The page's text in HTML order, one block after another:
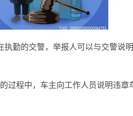
执勤的交警，举报人可以与交警说
过程中，车主向工作人员说明违章